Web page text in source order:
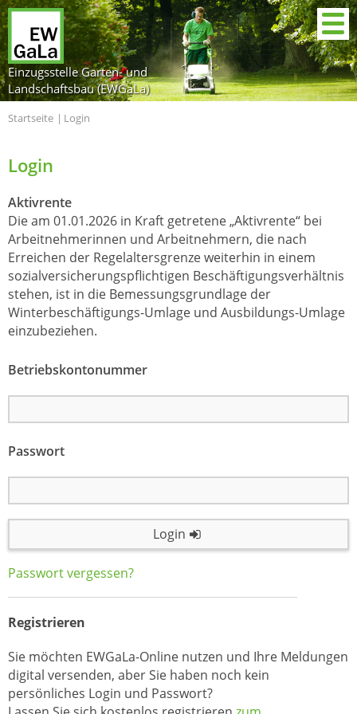
Einzugsstelle Garten- und
Landschaftsbau (EWGaLa)
Startseite Login
Login
Aktivrente
Die am 01.01.2026 in Kraft getretene „Aktivrente“ bei
Arbeitnehmerinnen und Arbeitnehmern, die nach
Erreichen der Regelaltersgrenze weiterhin in einem
sozialversicherungspflichtigen Beschäftigungsverhältnis
stehen, ist in die Bemessungsgrundlage der
Winterbeschäftigungs-Umlage und Ausbildungs-Umlage
einzubeziehen.
Betriebskontonummer
Passwort
Login
Passwort vergessen?
Registrieren
Sie möchten EWGaLa-Online nutzen und Ihre Meldungen
digital versenden, aber Sie haben noch kein
persönliches Login und Passwort?